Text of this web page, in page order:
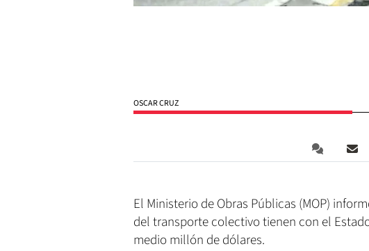
OSCAR CRUZ
El Ministerio de Obras Públicas (MOP)
del transporte colectivo tienen con el
medio millón de dólares.